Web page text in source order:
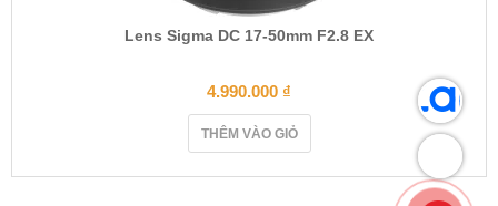
Lens Sigma DC 17-50mm F2.8 EX
4.990.000 ₫
THÊM VÀO GIỎ